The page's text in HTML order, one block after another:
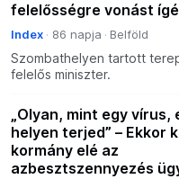
felelősségre vonást
Index 86 napja Belföld
Szombathelyen tartott
felelős miniszter.
„Olyan, mint egy vírus,
helyen terjed” – Ekkor
kormány elé az
azbesztszennyezés